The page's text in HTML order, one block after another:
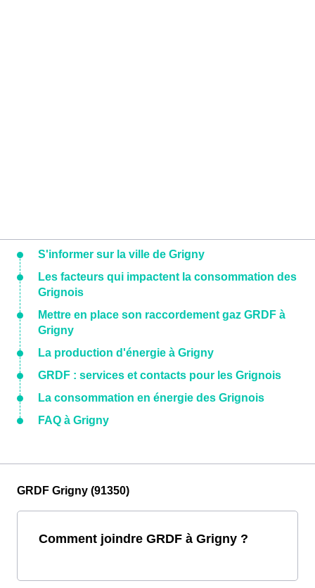
S'informer sur la ville de Grigny
Les facteurs qui impactent la consommation des
Grignois
Mettre en place son raccordement gaz GRDF à
Grigny
La production d'énergie à Grigny
GRDF : services et contacts pour les Grignois
La consommation en énergie des Grignois
FAQ à Grigny
GRDF Grigny (91350)
Comment joindre GRDF à Grigny ?